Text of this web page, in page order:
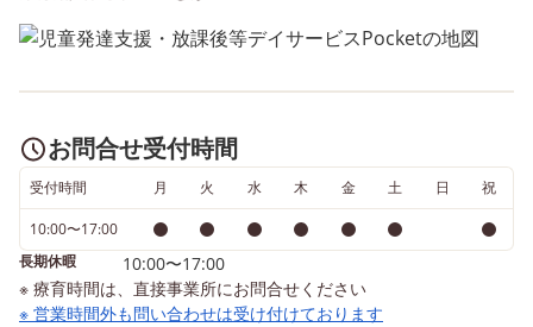
お問合せ受付時間
受付時間 月 火 水 木 金 土 日 祝
10:00〜17:00
長期休暇
10:00〜17:00
※ 療育時間は、直接事業所にお問合せください
※ 営業時間外も問い合わせは受け付けております